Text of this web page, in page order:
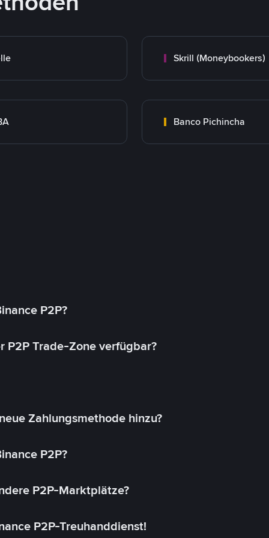
Skrill (Moneybookers)
Banco Pichincha
P2P?
P2P Trade-Zone verfügbar?
Zahlungsmethode hinzu?
P2P?
P2P-Marktplätze?
P2P-Treuhanddienst!